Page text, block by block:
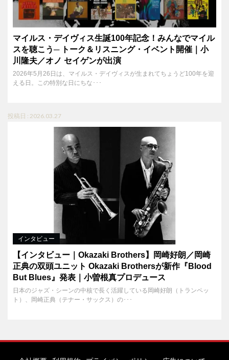
マイルス・デイヴィス生誕100年記念！みんなでマイル
スを聴こう─ トーク＆リスニング・イベント開催｜小
川隆夫／オノ セイゲンが出演
2026年5月26日は、マイルス・デイヴィスが生まれてちょうど100年を迎
える日。この特別な日にちな･･･
投稿日 : 2026.03.27
インタビュー
【インタビュー｜Okazaki Brothers】岡崎好朗／岡崎
正典の双頭ユニット Okazaki Brothersが新作『Blood
But Blues』発表｜小曽根真プロデュース
日本のジャズ・シーンの中核で長く活躍している岡崎好朗（トランペッ
ト）、岡崎正典（テナー・サックス）の･･･